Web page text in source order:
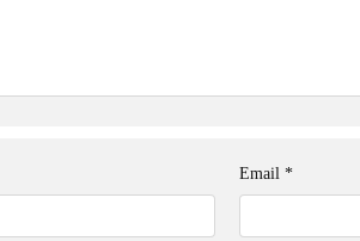
Email *